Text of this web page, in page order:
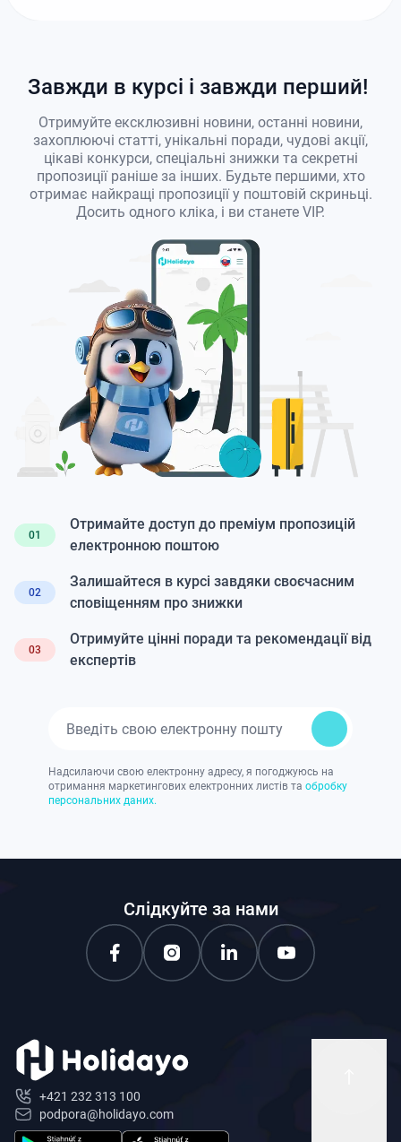
Завжди в курсі і завжди перший!
Отримуйте ексклюзивні новини, останні новини,
захоплюючі статті, унікальні поради, чудові акції,
цікаві конкурси, спеціальні знижки та секретні
пропозиції раніше за інших. Будьте першими, хто
отримає найкращі пропозиції у поштовій скриньці.
Досить одного кліка, і ви станете VIP.
01
Отримайте доступ до преміум пропозицій
електронною поштою
02
Залишайтеся в курсі завдяки своєчасним
сповіщенням про знижки
03
Отримуйте цінні поради та рекомендації від
експертів
Надсилаючи свою електронну адресу, я погоджуюсь на
отримання маркетингових електронних листів та обробку
персональних даних.
Слідкуйте за нами
+421 232 313 100
podpora@holidayo.com